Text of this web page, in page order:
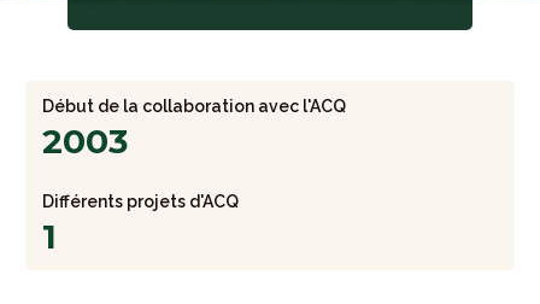
Début de la collaboration avec l'ACQ
2003
Différents projets d'ACQ
1